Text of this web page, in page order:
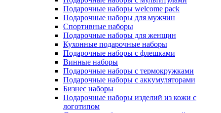
Подарочные наборы welcome pack
Подарочные наборы для мужчин
Спортивные наборы
Подарочные наборы для женщин
Кухонные подарочные наборы
Подарочные наборы с флешками
Винные наборы
Подарочные наборы с термокружками
Подарочные наборы с аккумуляторами
Бизнес наборы
Подарочные наборы изделий из кожи с
логотипом